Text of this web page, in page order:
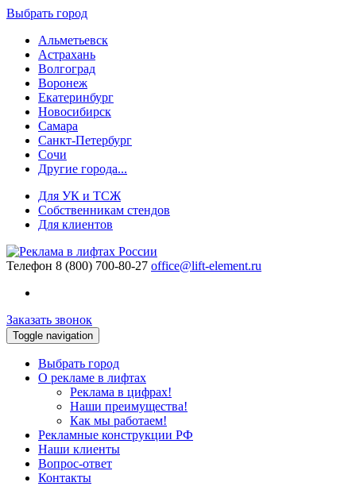
Выбрать город
Альметьевск
Астрахань
Волгоград
Воронеж
Екатеринбург
Новосибирск
Самара
Санкт-Петербург
Сочи
Другие города...
Для УК и ТСЖ
Собственникам стендов
Для клиентов
Телефон 8 (800) 700-80-27 office@lift-element.ru
Заказать звонок
Toggle navigation
Выбрать город
О рекламе в лифтах
Реклама в цифрах!
Наши преимущества!
Как мы работаем!
Рекламные конструкции РФ
Наши клиенты
Вопрос-ответ
Контакты